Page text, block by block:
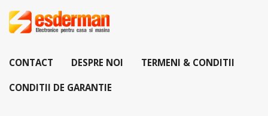
CONTACT DESPRE NOI TERMENI & CONDITII
CONDITII DE GARANTIE